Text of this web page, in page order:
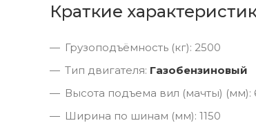
Краткие
Грузоподъёмность (кг): 2500
Тип двигателя: Газобензиновый
Высота подъема вил (мачты) (мм):
Ширина по шинам (мм): 1150